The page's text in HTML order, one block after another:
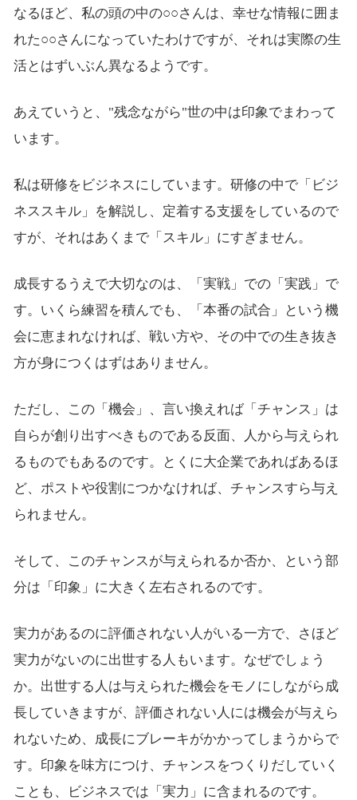
なるほど、私の頭の中の○○さんは、幸せな情報に囲ま
れた○○さんになっていたわけですが、それは実際の生
活とはずいぶん異なるようです。
あえていうと、"残念ながら"世の中は印象でまわって
います。
私は研修をビジネスにしています。研修の中で「ビジ
ネススキル」を解説し、定着する支援をしているので
すが、それはあくまで「スキル」にすぎません。
成長するうえで大切なのは、「実戦」での「実践」で
す。いくら練習を積んでも、「本番の試合」という機
会に恵まれなければ、戦い方や、その中での生き抜き
方が身につくはずはありません。
ただし、この「機会」、言い換えれば「チャンス」は
自らが創り出すべきものである反面、人から与えられ
るものでもあるのです。とくに大企業であればあるほ
ど、ポストや役割につかなければ、チャンスすら与え
られません。
そして、このチャンスが与えられるか否か、という部
分は「印象」に大きく左右されるのです。
実力があるのに評価されない人がいる一方で、さほど
実力がないのに出世する人もいます。なぜでしょう
か。出世する人は与えられた機会をモノにしながら成
長していきますが、評価されない人には機会が与えら
れないため、成長にブレーキがかかってしまうからで
す。印象を味方につけ、チャンスをつくりだしていく
ことも、ビジネスでは「実力」に含まれるのです。